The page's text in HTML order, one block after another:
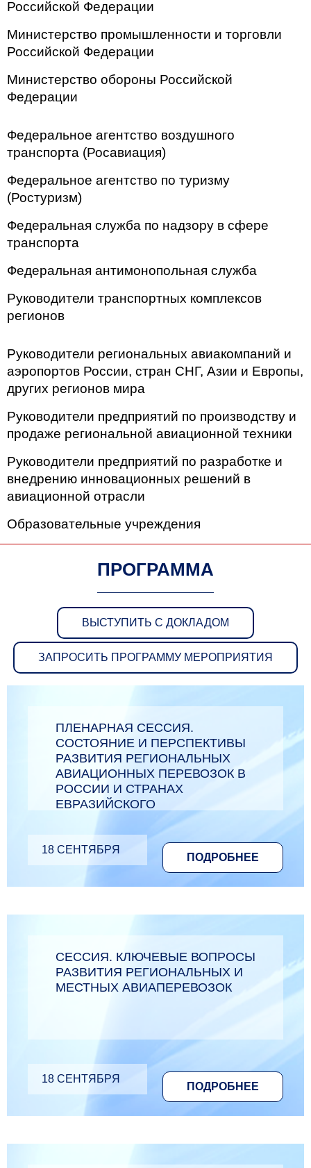
Российской Федерации
Министерство промышленности и торговли
Российской Федерации
Министерство обороны Российской
Федерации
Федеральное агентство воздушного
транспорта (Росавиация)
Федеральное агентство по туризму
(Ростуризм)
Федеральная служба по надзору в сфере
транспорта
Федеральная антимонопольная служба
Руководители транспортных комплексов
регионов
Руководители региональных авиакомпаний и
аэропортов России, стран СНГ, Азии и Европы,
других регионов мира
Руководители предприятий по производству и
продаже региональной авиационной техники
Руководители предприятий по разработке и
внедрению инновационных решений в
авиационной отрасли
Образовательные учреждения
ПРОГРАММА
ВЫСТУПИТЬ С ДОКЛАДОМ
ЗАПРОСИТЬ ПРОГРАММУ МЕРОПРИЯТИЯ
ПЛЕНАРНАЯ СЕССИЯ.
СОСТОЯНИЕ И ПЕРСПЕКТИВЫ
РАЗВИТИЯ РЕГИОНАЛЬНЫХ
АВИАЦИОННЫХ ПЕРЕВОЗОК В
РОССИИ И СТРАНАХ
ЕВРАЗИЙСКОГО
18 СЕНТЯБРЯ
ПОДРОБНЕЕ
СЕССИЯ. КЛЮЧЕВЫЕ ВОПРОСЫ
РАЗВИТИЯ РЕГИОНАЛЬНЫХ И
МЕСТНЫХ АВИАПЕРЕВОЗОК
18 СЕНТЯБРЯ
ПОДРОБНЕЕ